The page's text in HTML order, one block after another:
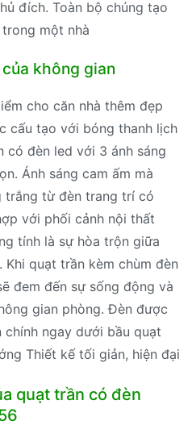
đích. Toàn bộ chúng tạo
một nhà
không gian
cho căn nhà thêm đẹp
cấu tạo với bóng thanh lịch
có đèn led với 3 ánh sáng
Ánh sáng cam ấm mà
trắng từ đèn trang trí có
với phối cảnh nội thất
tính là sự hòa trộn giữa
quạt trần kèm chùm đèn
đem đến sự sống động và
gian phòng. Đèn được
ngay dưới bầu quạt
Thiết kế tối giản, hiện đại
quạt trần có đèn